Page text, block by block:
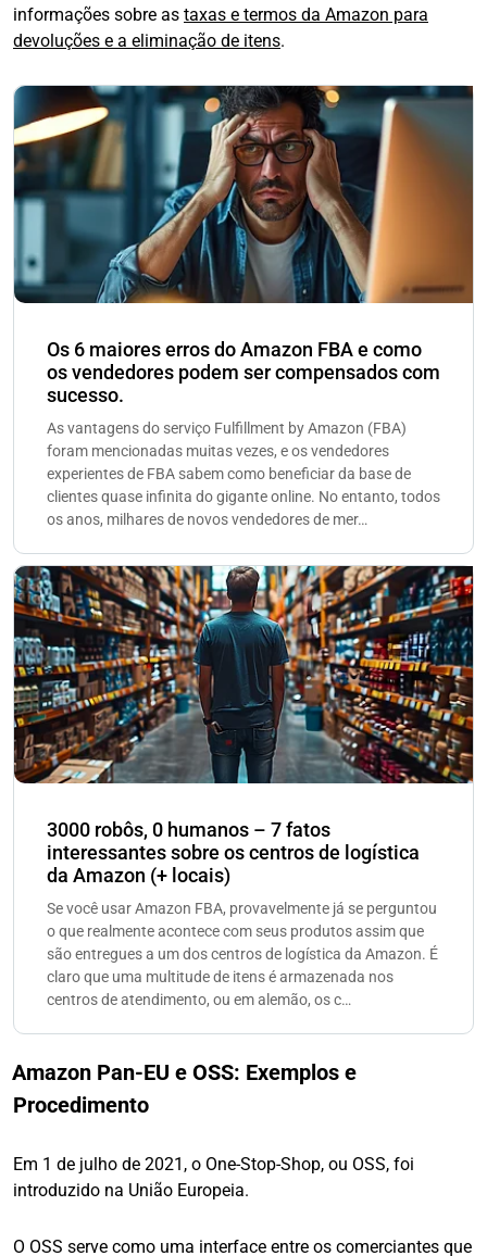
informações sobre as taxas e termos da Amazon para
devoluções e a eliminação de itens.
Os 6 maiores erros do Amazon FBA e como
os vendedores podem ser compensados com
sucesso.
As vantagens do serviço Fulfillment by Amazon (FBA)
foram mencionadas muitas vezes, e os vendedores
experientes de FBA sabem como beneficiar da base de
clientes quase infinita do gigante online. No entanto, todos
os anos, milhares de novos vendedores de mer…
3000 robôs, 0 humanos – 7 fatos
interessantes sobre os centros de logística
da Amazon (+ locais)
Se você usar Amazon FBA, provavelmente já se perguntou
o que realmente acontece com seus produtos assim que
são entregues a um dos centros de logística da Amazon. É
claro que uma multitude de itens é armazenada nos
centros de atendimento, ou em alemão, os c…
Amazon Pan-EU e OSS: Exemplos e
Procedimento
Em 1 de julho de 2021, o One-Stop-Shop, ou OSS, foi
introduzido na União Europeia.
O OSS serve como uma interface entre os comerciantes que